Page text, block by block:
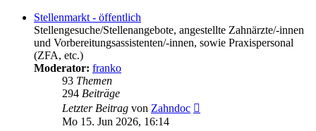
Stellenmarkt - öffentlich
Stellengesuche/Stellenangebote, angestellte Zahnärzte/-innen
und Vorbereitungsassistenten/-innen, sowie Praxispersonal
(ZFA, etc.)
Moderator: franko
93 Themen
294 Beiträge
Letzter Beitrag von Zahndoc
Mo 15. Jun 2026, 16:14